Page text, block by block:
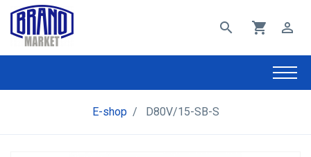
search shopping_cart perm_identity
E-shop / D80V/15-SB-S